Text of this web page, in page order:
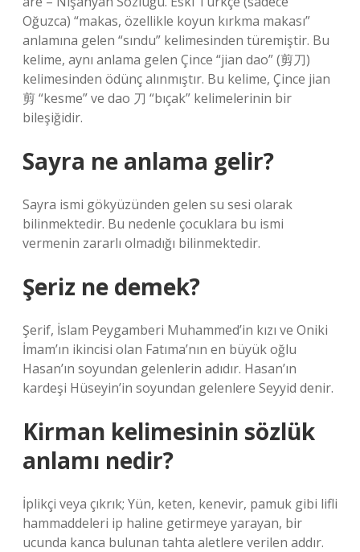
Oğuzca) “makas, özellikle koyun kırkma makası”
anlamına gelen “sındu” kelimesinden türemiştir. Bu
kelime, aynı anlama gelen Çince “jian dao” (剪刀)
kelimesinden ödünç alınmıştır. Bu kelime, Çince jian
剪 “kesme” ve dao 刀 “bıçak” kelimelerinin bir
bileşiğidir.
Sayra ne anlama gelir?
Sayra ismi gökyüzünden gelen su sesi olarak
bilinmektedir. Bu nedenle çocuklara bu ismi
vermenin zararlı olmadığı bilinmektedir.
Şeriz ne demek?
Şerif, İslam Peygamberi Muhammed’in kızı ve Oniki
İmam’ın ikincisi olan Fatıma’nın en büyük oğlu
Hasan’ın soyundan gelenlerin adıdır. Hasan’ın
kardeşi Hüseyin’in soyundan gelenlere Seyyid denir.
Kirman kelimesinin sözlük
anlamı nedir?
İplikçi veya çıkrık; Yün, keten, kenevir, pamuk gibi lifli
hammaddeleri ip haline getirmeye yarayan, bir
ucunda kanca bulunan tahta aletlere verilen addır.